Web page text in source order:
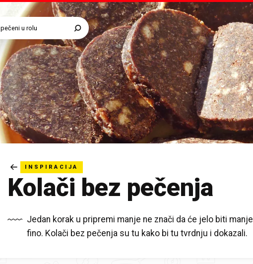
INSPIRACIJA
Kolači bez pečenja
Jedan korak u pripremi manje ne znači da će jelo biti manje
fino. Kolači bez pečenja su tu kako bi tu tvrdnju i dokazali.